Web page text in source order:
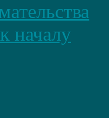
началу